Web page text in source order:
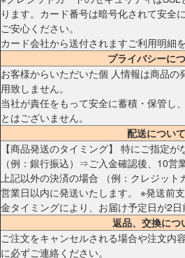
ります。カード番号は暗号化されて安全
ご安心ください。
カード会社から送付されますご利用明細
プライバシーに
お客様からいただいた個 人情報は商品の
用致しません。
当社が責任をもって安全に蓄積・保管し
とはございません。
配送について
【商品発送のタイミング】 特にご指定
（例：銀行振込）⇒ご入金確認後、10営
上記以外の決済の場合 （例：クレジッ
営業日以内に発送いたします。 ※発送前
金タイミングにより、お届け予定日が2日
返品、交換につ
ご注文をキャンセルされる場合や注文内
に必ずご連絡ください。